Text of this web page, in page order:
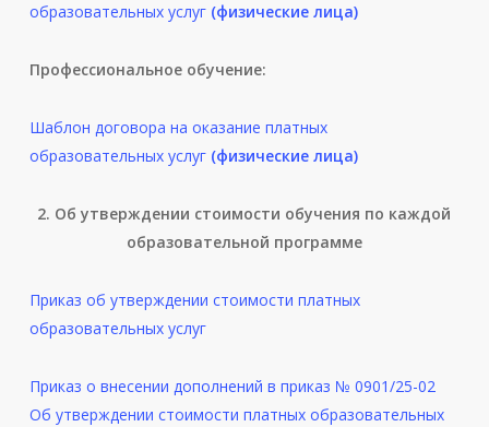
образовательных услуг (физические лица)
Профессиональное обучение:
Шаблон договора на оказание платных
образовательных услуг (физические лица)
2. Об утверждении стоимости обучения по каждой
образовательной программе
Приказ об утверждении стоимости платных
образовательных услуг
Приказ о внесении дополнений в приказ № 0901/25-02
Об утверждении стоимости платных образовательных